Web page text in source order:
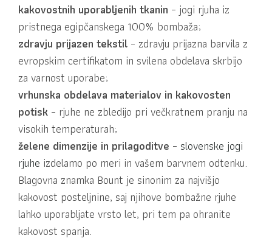
kakovostnih uporabljenih tkanin – jogi rjuha iz
pristnega egipčanskega 100% bombaža;
zdravju prijazen tekstil – zdravju prijazna barvila z
evropskim certifikatom in svilena obdelava skrbijo
za varnost uporabe;
vrhunska obdelava materialov in kakovosten
potisk – rjuhe ne zbledijo pri večkratnem pranju na
visokih temperaturah;
želene dimenzije in prilagoditve – slovenske jogi
rjuhe izdelamo po meri in vašem barvnem odtenku.
Blagovna znamka Bount je sinonim za najvišjo
kakovost posteljnine, saj njihove bombažne rjuhe
lahko uporabljate vrsto let, pri tem pa ohranite
kakovost spanja.